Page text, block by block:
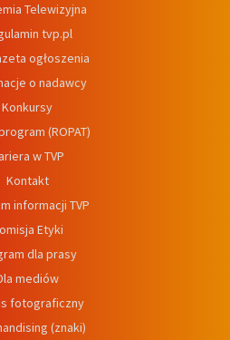
Telewizyjna
tvp.pl
ogłoszenia
o nadawcy
Konkursy
(ROPAT)
w TVP
Kontakt
informacji TVP
Etyki
dla prasy
mediów
fotograficzny
(znaki)